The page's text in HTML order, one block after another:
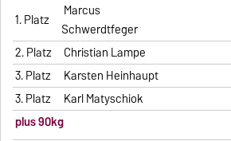
1. Platz
Marcus
Schwerdtfeger
2. Platz
Christian Lampe
3. Platz
Karsten Heinhaupt
3. Platz
Karl Matyschiok
plus 90kg